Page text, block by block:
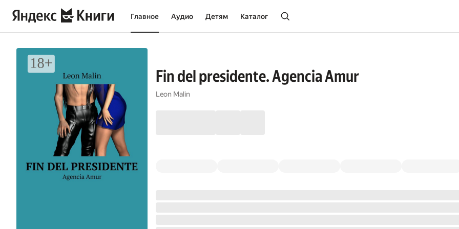
Главное Аудио Детям Каталог
Fin del presidente. Agencia Amur
Leon Malin